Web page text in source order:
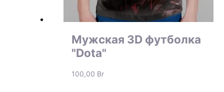
Мужская 3D футболка
"Dota"
100,00 Br